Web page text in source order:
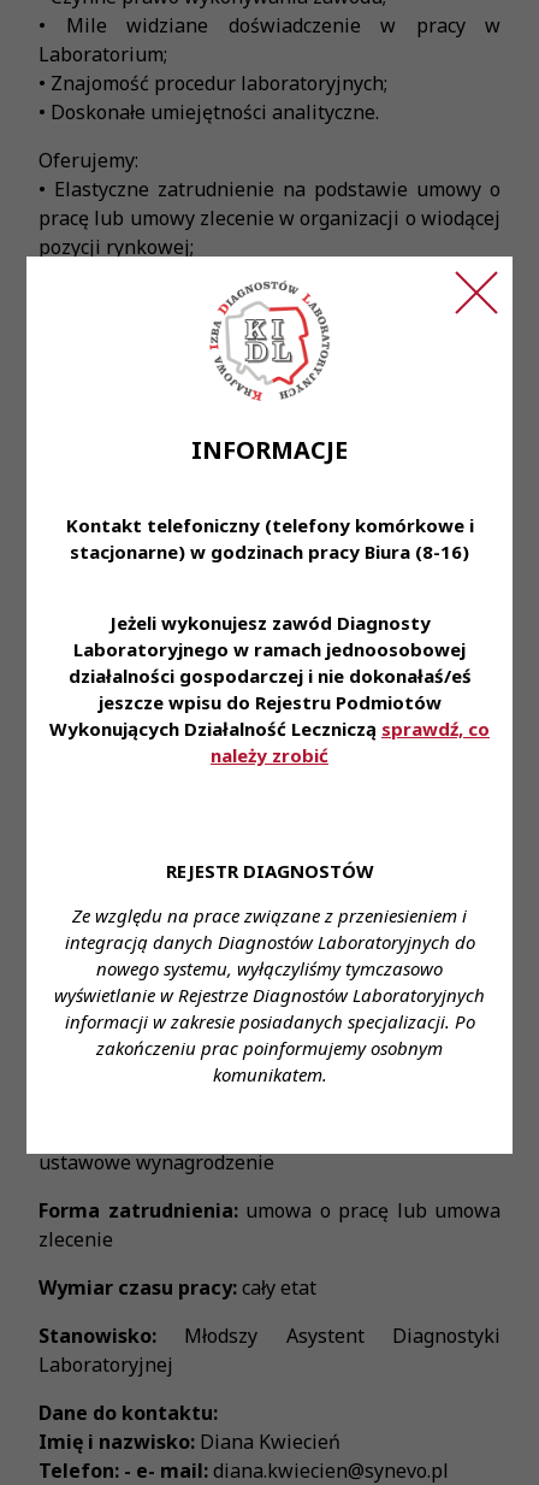
INFORMACJE
Kontakt telefoniczny (telefony komórkowe i
stacjonarne) w godzinach pracy Biura (8-16)
Jeżeli wykonujesz zawód Diagnosty
Laboratoryjnego w ramach jednoosobowej
działalności gospodarczej i nie dokonałaś/eś
jeszcze wpisu do Rejestru Podmiotów
Wykonujących Działalność Leczniczą sprawdź, co
należy zrobić
REJESTR DIAGNOSTÓW
Ze względu na prace związane z przeniesieniem i
integracją danych Diagnostów Laboratoryjnych do
nowego systemu, wyłączyliśmy tymczasowo
wyświetlanie w Rejestrze Diagnostów Laboratoryjnych
informacji w zakresie posiadanych specjalizacji. Po
zakończeniu prac poinformujemy osobnym
komunikatem.
• Mile widziane doświadczenie w pracy w
Laboratorium;
• Znajomość procedur laboratoryjnych;
• Doskonałe umiejętności analityczne.
Oferujemy:
• Elastyczne zatrudnienie na podstawie umowy o
pracę lub umowy zlecenie w organizacji o wiodącej
pozycji rynkowej;
• Ambitny i doświadczony Zespół profesjonalistów;
• Pracę z wykorzystaniem najnowszych technologii
oraz styczność z najciekawszymi przypadkami
• Perspektywę doskonalenia swoich umiejętności i
• Możliwość uzyskania dofinansowania
lub karty MultiSport;
• Zniżki na badania diagnostyczne dla Ciebie i
• Możliwość przystąpienia do ubezpieczenia
grupowego na życie;
• Dostęp do platformy kafeteryjnej - to Ty
wybierasz dla siebie benefity w ramach
przyznawanej co miesiąc puli punktów;
• Program Poleceń Pracowniczych, dzięki któremu
• Miejsce pracy: ul. Pabianicka.
Zapraszamy do aplikowania na wybraną ofertę
przez link:link
Miejsce zatrudnienia: Łódź
Wymagane wykształcenie:wykształcenie wyższe
kierunkowe; czynne prawo wykonywania zawodu
ustawowe wynagrodzenie
Forma zatrudnienia:umowa o pracę lub umowa
zlecenie
Wymiar czasu pracy:cały etat
Stanowisko: Młodszy Asystent Diagnostyki
Laboratoryjnej
Dane do kontaktu:
Imię i nazwisko: Diana Kwiecień
Telefon: - e- mail:diana.kwiecien@synevo.pl